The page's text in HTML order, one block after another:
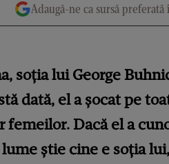
Adaugă-ne ca sursă preferată
soția lui George
dată, el a șocat pe
femeilor. Dacă el a
știe cine e soția